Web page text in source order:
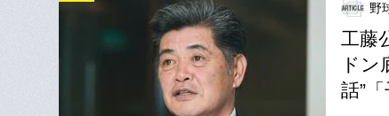
野
工藤
ド
話”